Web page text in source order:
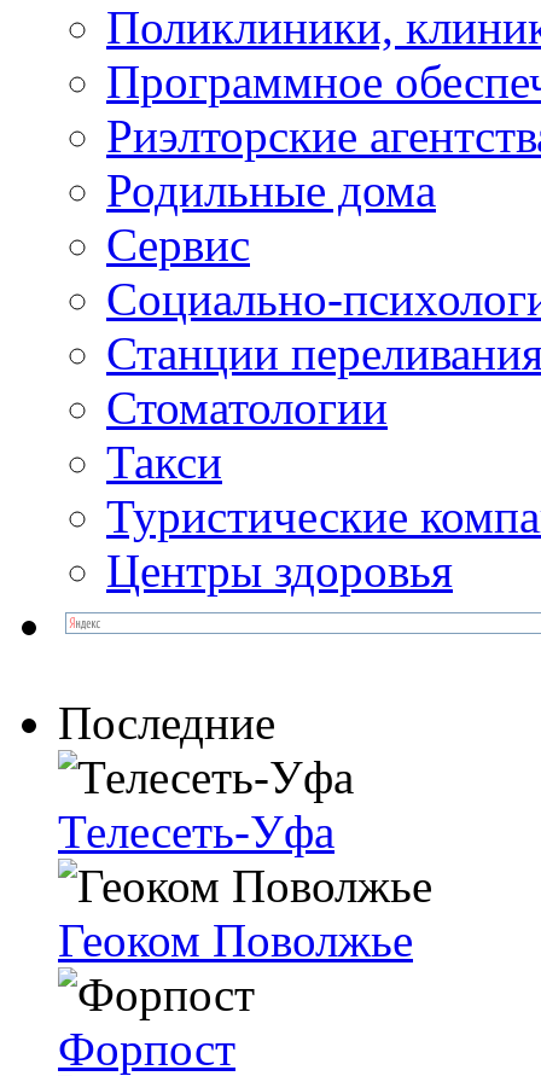
Поликлиники,
Программное
Риэлторские
Родильные дома
Сервис
Социально-
Станции
Стоматологии
Такси
Туристические
Центры здоровья
Последние
Телесеть-Уфа
Геоком Поволжье
Форпост